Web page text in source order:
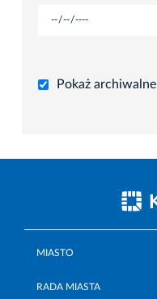
Pokaż archiwalne
MIASTO
RADA MIASTA